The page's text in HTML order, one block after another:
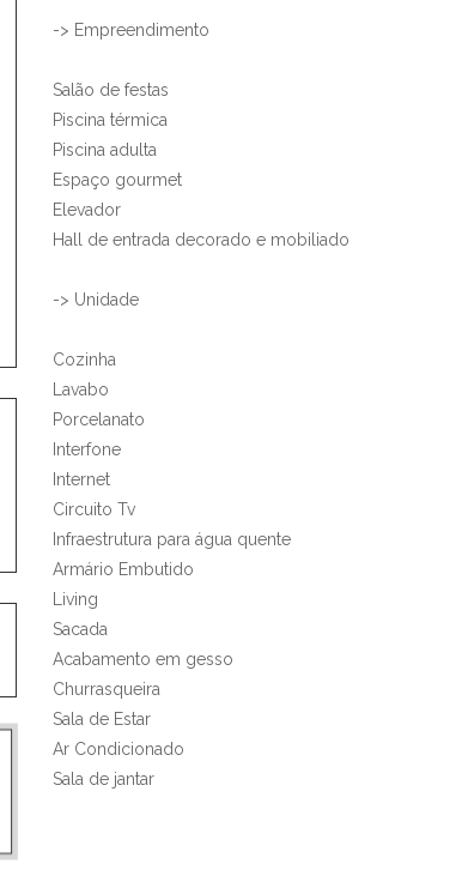
-> Empreendimento
Salão de festas
Piscina térmica
Piscina adulta
Espaço gourmet
Elevador
Hall de entrada decorado e mobiliado
-> Unidade
Cozinha
Lavabo
Porcelanato
Interfone
Internet
Circuito Tv
Infraestrutura para água quente
Armário Embutido
Living
Sacada
Acabamento em gesso
Churrasqueira
Sala de Estar
Ar Condicionado
Sala de jantar